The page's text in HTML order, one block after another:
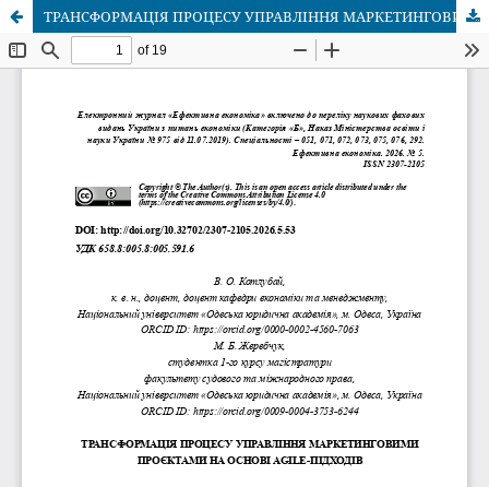
ТРАНСФОРМАЦІЯ ПРОЦЕСУ УПРАВЛІННЯ МАРКЕТИНГОВИМИ ПРОЄКТАМИ НА ОСНОВІ AGILE-ПІДХОДІВ